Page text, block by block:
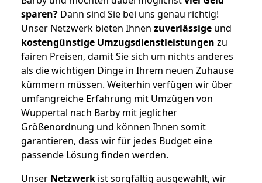
sparen? Dann sind Sie bei uns genau richtig!
Unser Netzwerk bieten Ihnen zuverlässige und
kostengünstige Umzugsdienstleistungen zu
fairen Preisen, damit Sie sich um nichts anderes
als die wichtigen Dinge in Ihrem neuen Zuhause
kümmern müssen. Weiterhin verfügen wir über
umfangreiche Erfahrung mit Umzügen von
Wuppertal nach Barby mit jeglicher
Größenordnung und können Ihnen somit
garantieren, dass wir für jedes Budget eine
passende Lösung finden werden.
Unser Netzwerk ist sorgfältig ausgewählt, wir